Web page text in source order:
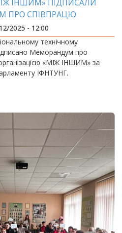
ІНШИМ» ПІДПИСАЛИ
ПРО СПІВПРАЦЮ
2025 - 12:00
технічному
Меморандум про
«МІЖ ІНШИМ» за
ІФНТУНГ.